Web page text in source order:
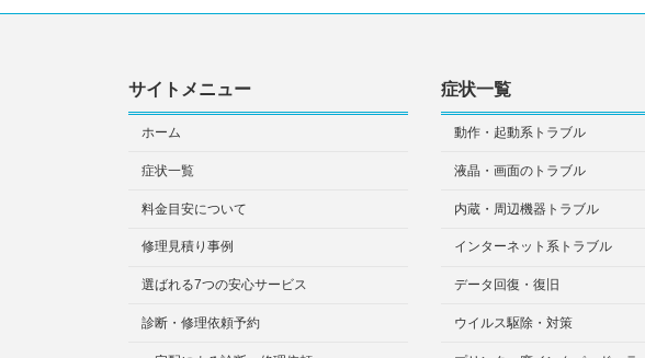
サイトメニュー
ホーム
症状一覧
料金目安について
修理見積り事例
選ばれる7つの安心サービス
診断・修理依頼予約
症状一覧
動作・起動系トラブル
液晶・画面のトラブル
内蔵・周辺機器トラブル
インターネット系トラブル
データ回復・復旧
ウイルス駆除・対策